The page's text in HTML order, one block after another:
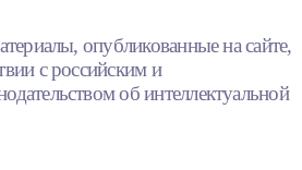
опубликованные на сайте,
с российским и
об интеллектуальной